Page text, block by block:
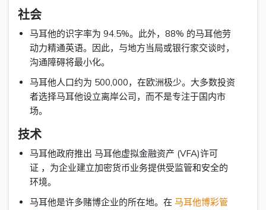
社会
马耳他的识字率为 94.5%。此外，88% 的马耳他劳
动力精通英语。因此，与地方当局或银行家交谈时，
沟通障碍将最小化。
马耳他人口约为 500,000，在欧洲极少。大多数投资
者选择马耳他设立离岸公司，而不是专注于国内市
场。
技术
马耳他政府推出 马耳他虚拟金融资产 (VFA)许可
证 ，为企业建立加密货币业务提供受监管和安全的
环境。
马耳他是许多赌博企业的所在地。在 马耳他博彩管